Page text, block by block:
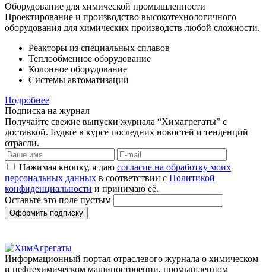
Оборудование для химической промышленности
Проектирование и производство высокотехнологичного
оборудования для химических производств любой сложности.
Реакторы из специальных сплавов
Теплообменное оборудование
Колонное оборудование
Системы автоматизации
Подробнее
Подписка на журнал
Получайте свежие выпуски журнала “Химагрегаты” с
доставкой. Будьте в курсе последних новостей и тенденций
отрасли.
Нажимая кнопку, я даю согласие на обработку моих
персональных данных в соответствии с Политикой
конфиденциальности и принимаю её.
Оставьте это поле пустым
Оформить подписку
Информационный портал отраслевого журнала о химическом
и нефтехимическом машиностроении, промышленном